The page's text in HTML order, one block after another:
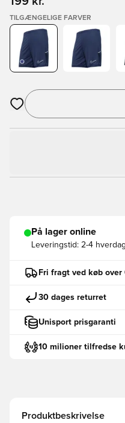
TILGÆNGELIGE FARVER
Åbner en Modal til at
På lager online
Leveringstid: 2-4
Fri fragt ved køb
30 dages returret
Unisport prisgaranti
10 milioner tilfredse
Produktbeskrivelse